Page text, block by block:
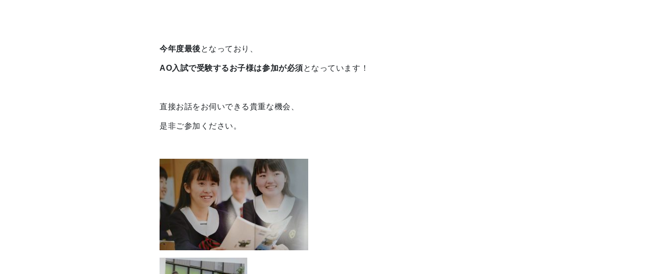
今年度最後となっており、
AO入試で受験するお子様は参加が必須となっています！
直接お話をお伺いできる貴重な機会、
是非ご参加ください。